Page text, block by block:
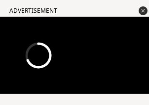
ADVERTISEMENT